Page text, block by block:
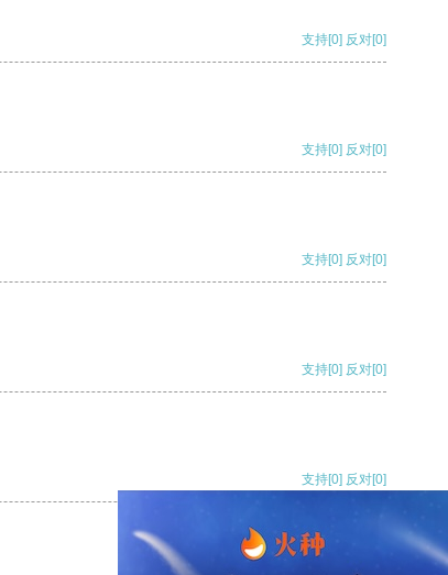
支持[0] 反对[0]
支持[0] 反对[0]
支持[0] 反对[0]
支持[0] 反对[0]
支持[0] 反对[0]